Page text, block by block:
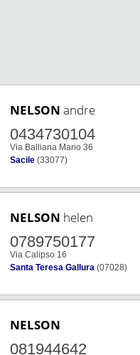
NELSON andre
0434730104
Via Balliana Mario 36
Sacile (33077)
NELSON helen
0789750177
Via Calipso 16
Santa Teresa Gallura (07028)
NELSON
081944642